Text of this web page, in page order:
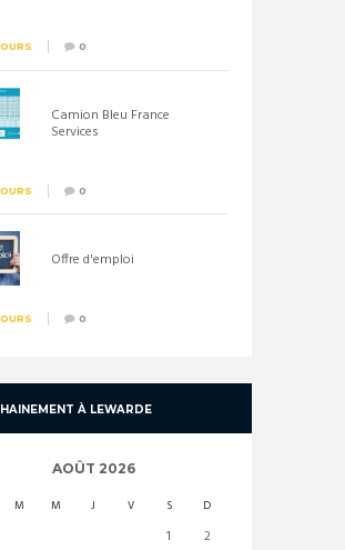
0
Camion Bleu France
Services
0
Offre d'emploi
0
À LEWARDE
AOÛT 2026
M M J V S D
1
2